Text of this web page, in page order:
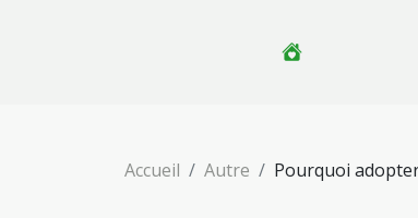
Accueil Autre Pourquoi